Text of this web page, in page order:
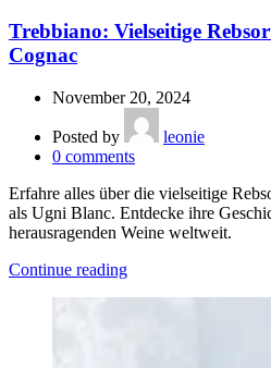
Trebbiano: Vielseitige
Cognac
November 20, 2024
Posted by
leonie
0 comments
Erfahre alles über die vielseitige
als Ugni Blanc. Entdecke ihre
herausragenden Weine weltweit.
Continue reading